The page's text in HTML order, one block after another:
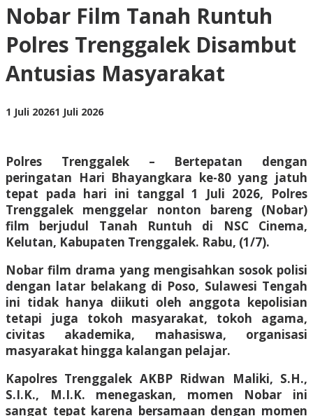
Runtuh
Trenggalek
Disambut
Antusias
Masyarakat
Nobar Film Tanah Runtuh
Polres Trenggalek Disambut
Antusias Masyarakat
1 Juli 20261 Juli 2026oleh
Polres Trenggalek – Bertepatan dengan
peringatan Hari Bhayangkara ke-80 yang jatuh
tepat pada hari ini tanggal 1 Juli 2026, Polres
Trenggalek menggelar nonton bareng (Nobar)
film berjudul Tanah Runtuh di NSC Cinema,
Kelutan, Kabupaten Trenggalek. Rabu, (1/7).
Nobar film drama yang mengisahkan sosok polisi
dengan latar belakang di Poso, Sulawesi Tengah
ini tidak hanya diikuti oleh anggota kepolisian
tetapi juga tokoh masyarakat, tokoh agama,
civitas akademika, mahasiswa, organisasi
masyarakat hingga kalangan pelajar.
Kapolres Trenggalek AKBP Ridwan Maliki, S.H.,
S.I.K., M.I.K. menegaskan, momen Nobar ini
sangat tepat karena bersamaan dengan momen